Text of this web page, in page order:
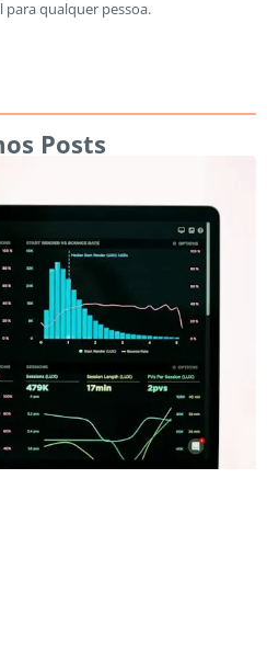
para qualquer pessoa.
Posts